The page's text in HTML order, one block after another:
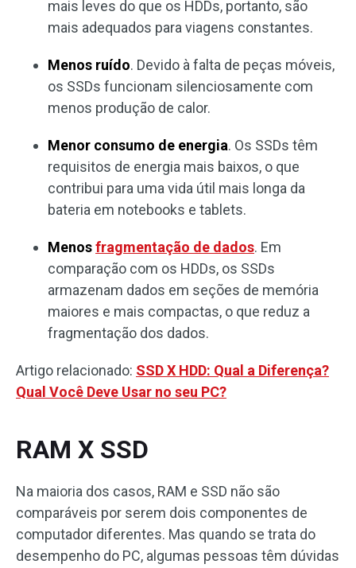
mais leves do que os HDDs, portanto, são
mais adequados para viagens constantes.
Menos ruído. Devido à falta de peças móveis,
os SSDs funcionam silenciosamente com
menos produção de calor.
Menor consumo de energia. Os SSDs têm
requisitos de energia mais baixos, o que
contribui para uma vida útil mais longa da
bateria em notebooks e tablets.
Menosfragmentação de dados. Em
comparação com os HDDs, os SSDs
armazenam dados em seções de memória
maiores e mais compactas, o que reduz a
fragmentação dos dados.
Artigo relacionado: SSD X HDD: Qual a Diferença?
Qual Você Deve Usar no seu PC?
RAM X SSD
Na maioria dos casos, RAM e SSD não são
comparáveis ​​por serem dois componentes de
computador diferentes. Mas quando se trata do
desempenho do PC, algumas pessoas têm dúvidas